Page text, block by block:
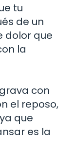
tu
de un
dolor que
la
con
el reposo,
que
es la